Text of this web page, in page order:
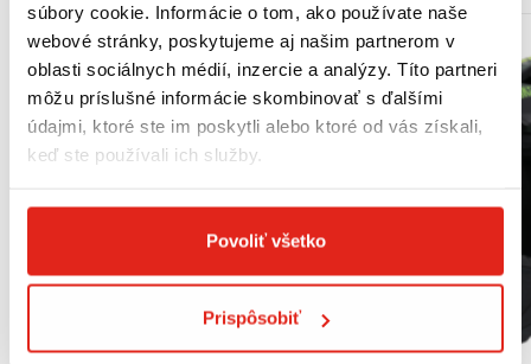
súbory cookie. Informácie o tom, ako používate naše
webové stránky, poskytujeme aj našim partnerom v
oblasti sociálnych médií, inzercie a analýzy. Títo partneri
môžu príslušné informácie skombinovať s ďalšími
údajmi, ktoré ste im poskytli alebo ktoré od vás získali,
keď ste používali ich služby.
Povoliť všetko
Prispôsobiť